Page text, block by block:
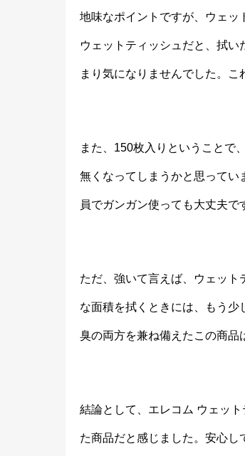
地味なポイントですが、ウェッ
ウェットティッシュだと、拭
まり気になりませんでした。こ
また、150枚入りということで
無くなってしまうかと思ってい
員でガンガン使っても大丈夫で
ただ、強いて言えば、ウェット
な面積を拭くときには、もう
臭の両方を兼ね備えたこの商品
結論として、エレコム ウェッ
た商品だと感じました。安心